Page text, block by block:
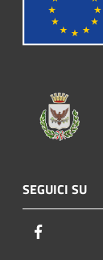
SEGUICI SU